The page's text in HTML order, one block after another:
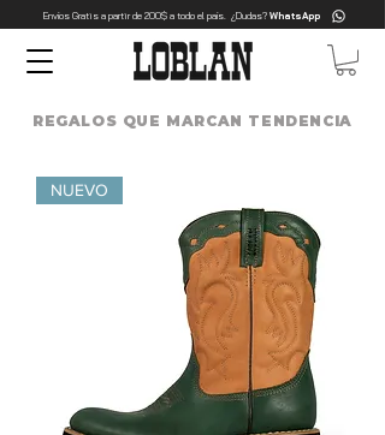
Envíos Gratis a partir de 200$ a todo el país. ¿Dudas? WhatsApp
REGALOS QUE MARCAN TENDENCIA
NUEVO